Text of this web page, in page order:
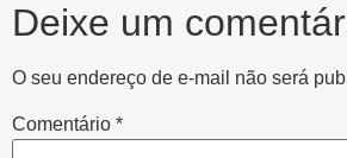
Deixe um
O seu endereço de e-mail não será
Comentário *